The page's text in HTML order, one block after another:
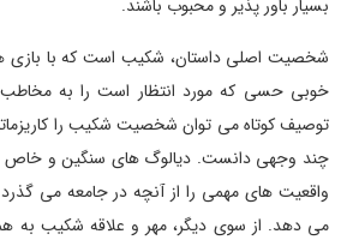
بسیار باور پذیر و محبوب باشند.
شخصیت اصلی داستان، شکیب است که با بازی
خوبی حسی که مورد انتظار است را به
توصیف کوتاه می توان شخصیت شکیب را
چند وجهی دانست. دیالوگ های سنگین و خاص
واقعیت های مهمی را از آنچه در جامعه می گذرد
می دهد. از سوی دیگر، مهر و علاقه شکیب